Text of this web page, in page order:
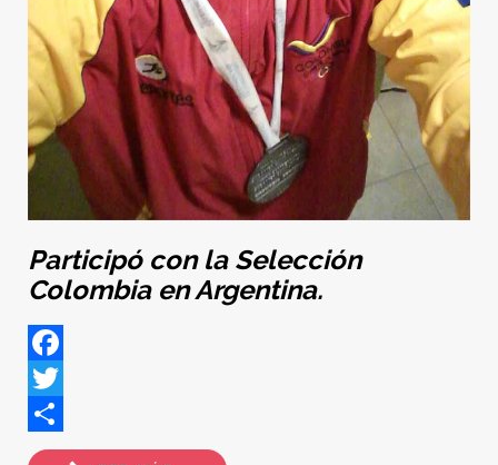
Participó con la Selección
Colombia en Argentina.
Facebook
Twitter
Share